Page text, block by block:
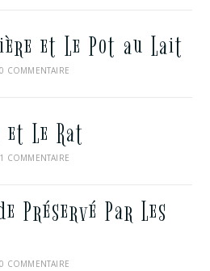
et Le Pot au Lait
0 COMMENTAIRE
et Le Rat
1 COMMENTAIRE
Préservé Par Les
0 COMMENTAIRE